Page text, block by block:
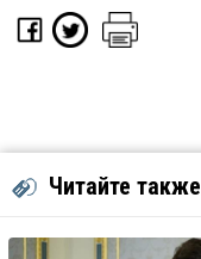
Читайте также